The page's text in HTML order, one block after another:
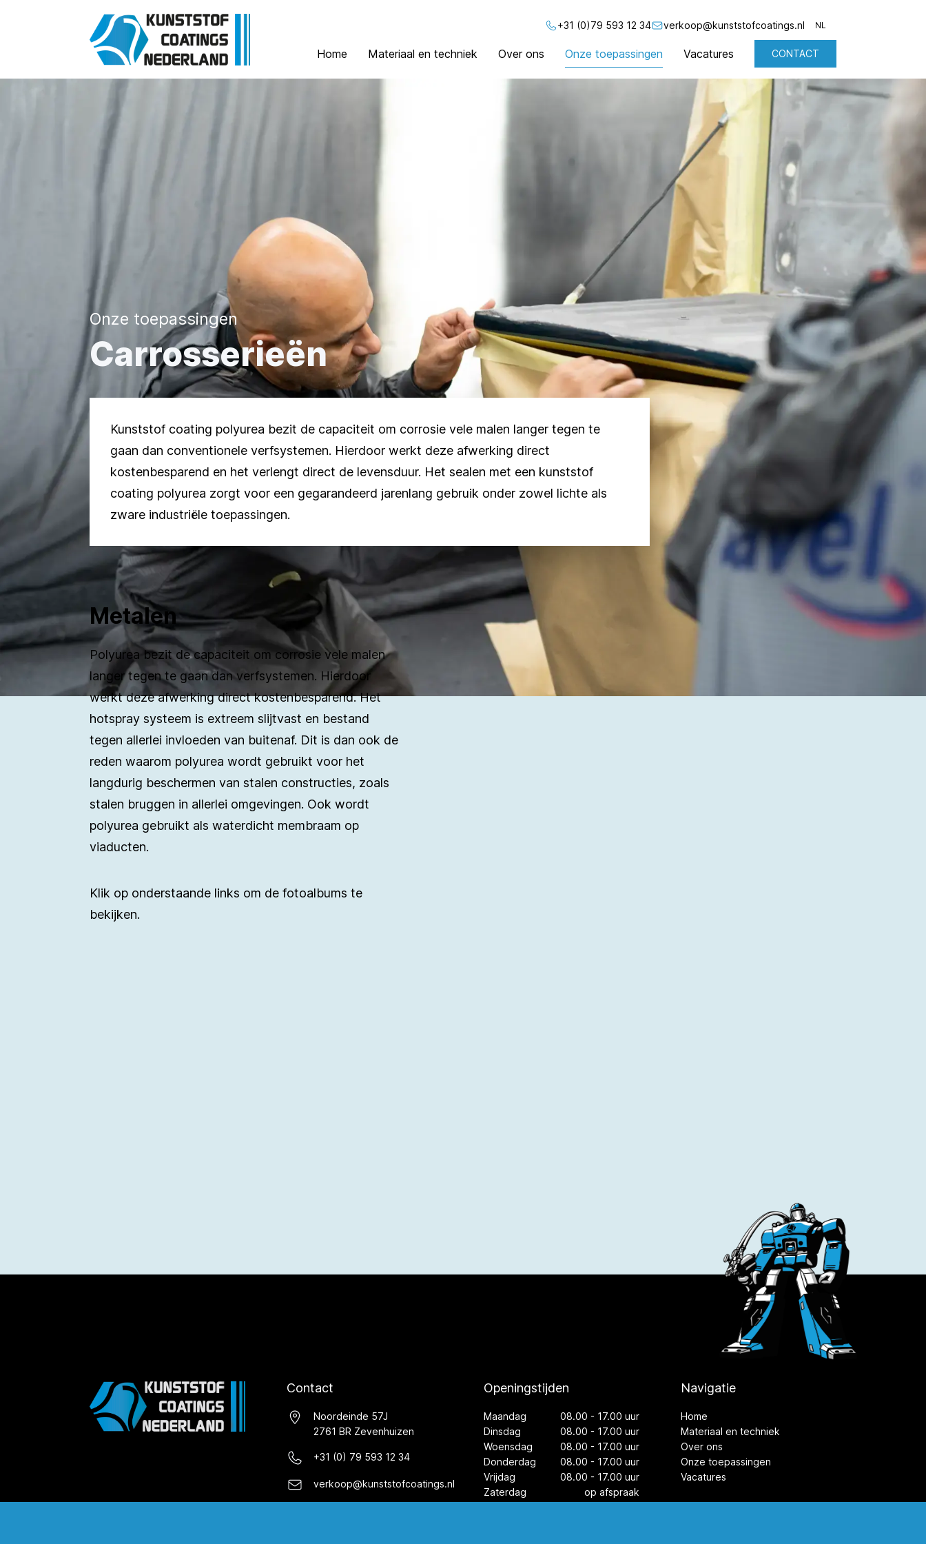
+31 (0)79 593 12 34 verkoop@kunststofcoatings.nl NL
Home Materiaal en techniek Over ons Onze toepassingen Vacatures CONTACT
Onze toepassingen
Carrosserieën
Kunststof coating polyurea bezit de capaciteit om corrosie vele malen langer tegen te
gaan dan conventionele verfsystemen. Hierdoor werkt deze afwerking direct
kostenbesparend en het verlengt direct de levensduur. Het sealen met een kunststof
coating polyurea zorgt voor een gegarandeerd jarenlang gebruik onder zowel lichte als
zware industriële toepassingen.
Metalen
Polyurea bezit de capaciteit om corrosie vele malen
langer tegen te gaan dan verfsystemen. Hierdoor
werkt deze afwerking direct kostenbesparend. Het
hotspray systeem is extreem slijtvast en bestand
tegen allerlei invloeden van buitenaf. Dit is dan ook de
reden waarom polyurea wordt gebruikt voor het
langdurig beschermen van stalen constructies, zoals
stalen bruggen in allerlei omgevingen. Ook wordt
polyurea gebruikt als waterdicht membraam op
viaducten.
Klik op onderstaande links om de fotoalbums te
bekijken.
Contact
Noordeinde 57J
2761 BR Zevenhuizen
+31 (0) 79 593 12 34
verkoop@kunststofcoatings.nl
Openingstijden
Maandag
08.00 - 17.00 uur
Dinsdag
08.00 - 17.00 uur
Woensdag
08.00 - 17.00 uur
Donderdag
08.00 - 17.00 uur
Vrijdag
08.00 - 17.00 uur
Zaterdag
op afspraak
Navigatie
Home
Materiaal en techniek
Over ons
Onze toepassingen
Vacatures